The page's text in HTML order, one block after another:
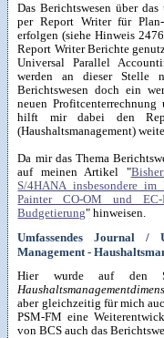
Das Berichtswesen über
per Report Writer für
erfolgen (siehe Hinweis
Report Writer Berichte
Universal Parallel
werden an dieser Stelle
Berichtswesen doch ein
neuen
hilft mir dabei den
(Haushaltsmanagement)
Da mir das Thema
auf meinen Artikel "
S/4HANA insbesondere
Painter CO-OM und
Budgetierung" hinweisen.
Umfassendes Journal
Management -
Hier wurde auf den
aber gleichzeitig für mich
PSM-FM eine
von BCS auch das